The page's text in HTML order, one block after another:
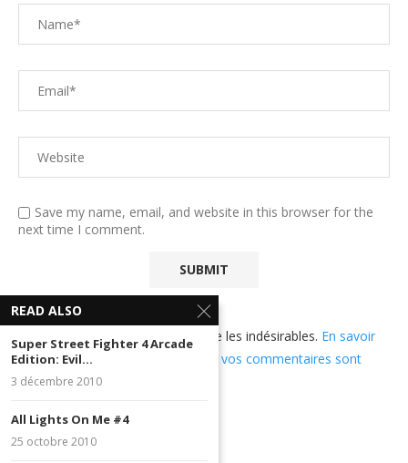
Save my name, email, and website in this browser for the
next time I comment.
Ce site utilise Akismet pour réduire les indésirables. En savoir
plus sur comment les données de vos commentaires sont
utilisées.
READ ALSO
Super Street Fighter 4 Arcade
Edition: Evil...
3 décembre 2010
All Lights On Me #4
25 octobre 2010